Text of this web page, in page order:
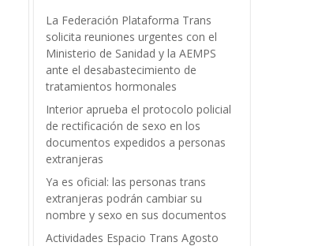
La Federación Plataforma Trans
solicita reuniones urgentes con el
Ministerio de Sanidad y la AEMPS
ante el desabastecimiento de
tratamientos hormonales
Interior aprueba el protocolo policial
de rectificación de sexo en los
documentos expedidos a personas
extranjeras
Ya es oficial: las personas trans
extranjeras podrán cambiar su
nombre y sexo en sus documentos
Actividades Espacio Trans Agosto